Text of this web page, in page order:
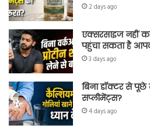
2 days ago
एक्सरसाइज नहीं
पहुंचा सकता है
3 days ago
बिना डॉक्टर से
सप्लीमेंट्स?
4 days ago